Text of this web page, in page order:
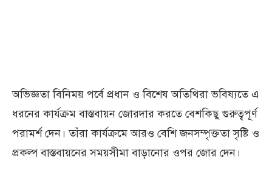
অভিজ্ঞতা বিনিময় পর্বে প্রধান ও বিশেষ অতিথিরা ভবিষ্যতে এ
ধরনের কার্যক্রম বাস্তবায়ন জোরদার করতে বেশকিছু গুরুত্বপূর্ণ
পরামর্শ দেন। তাঁরা কার্যক্রমে আরও বেশি জনসম্পৃক্ততা সৃষ্টি ও
প্রকল্প বাস্তবায়নের সময়সীমা বাড়ানোর ওপর জোর দেন।